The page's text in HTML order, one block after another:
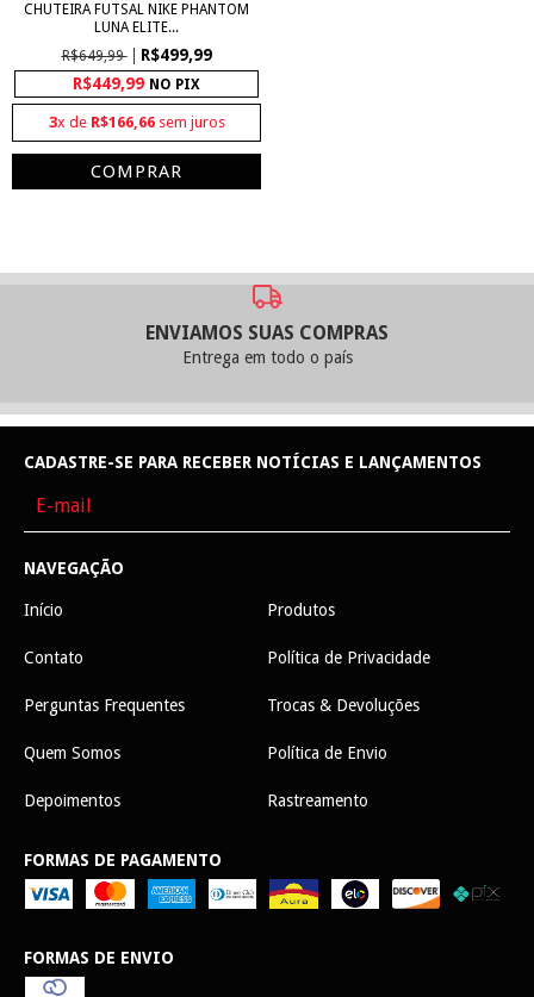
CHUTEIRA FUTSAL NIKE PHANTOM
LUNA ELITE...
R$649,99
R$499,99
R$449,99 NO PIX
3x de R$166,66sem juros
COMPRAR
ENVIAMOS SUAS COMPRAS
Entrega em todo o país
CADASTRE-SE PARA RECEBER NOTÍCIAS E LANÇAMENTOS
NAVEGAÇÃO
Início Produtos
Contato Política de Privacidade
Perguntas Frequentes Trocas & Devoluções
Quem Somos Política de Envio
Depoimentos Rastreamento
FORMAS DE PAGAMENTO
FORMAS DE ENVIO